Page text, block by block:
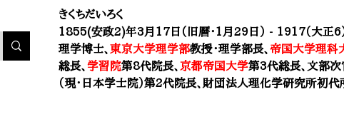
きくちだいろく
1855(安政2)年3月17日（旧暦・1月29日） - 1917（大正6
理学博士、 東京大学理学部教授・理学部長、 帝国大学理科
総長、 学習院第8代院長、 京都帝国大学第3代総長、文部次
（現・日本学士院）第2代院長、財団法人理化学研究所初代